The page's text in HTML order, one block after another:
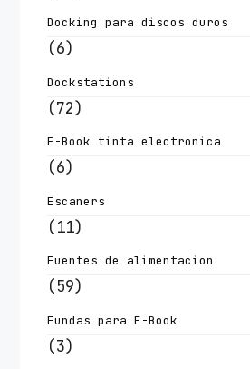
Docking para discos duros
(6)
Dockstations
(72)
E-Book tinta electronica
(6)
Escaners
(11)
Fuentes de alimentacion
(59)
Fundas para E-Book
(3)